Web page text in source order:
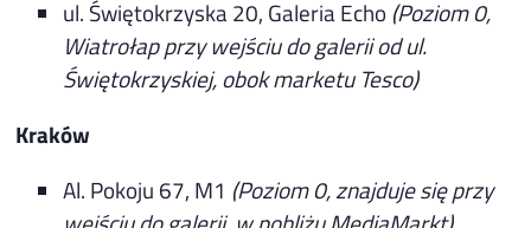
ul. Świętokrzyska 20, Galeria Echo (Poziom 0,
Wiatrołap przy wejściu do galerii od ul.
Świętokrzyskiej, obok marketu Tesco)
Kraków
Al. Pokoju 67, M1 (Poziom 0, znajduje się przy